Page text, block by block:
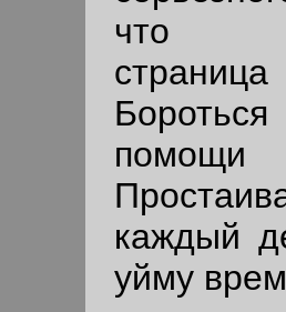
что
помощи
каждый
уйму